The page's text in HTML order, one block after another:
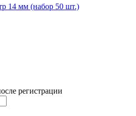
14 мм (набор 50 шт.)
регистрации